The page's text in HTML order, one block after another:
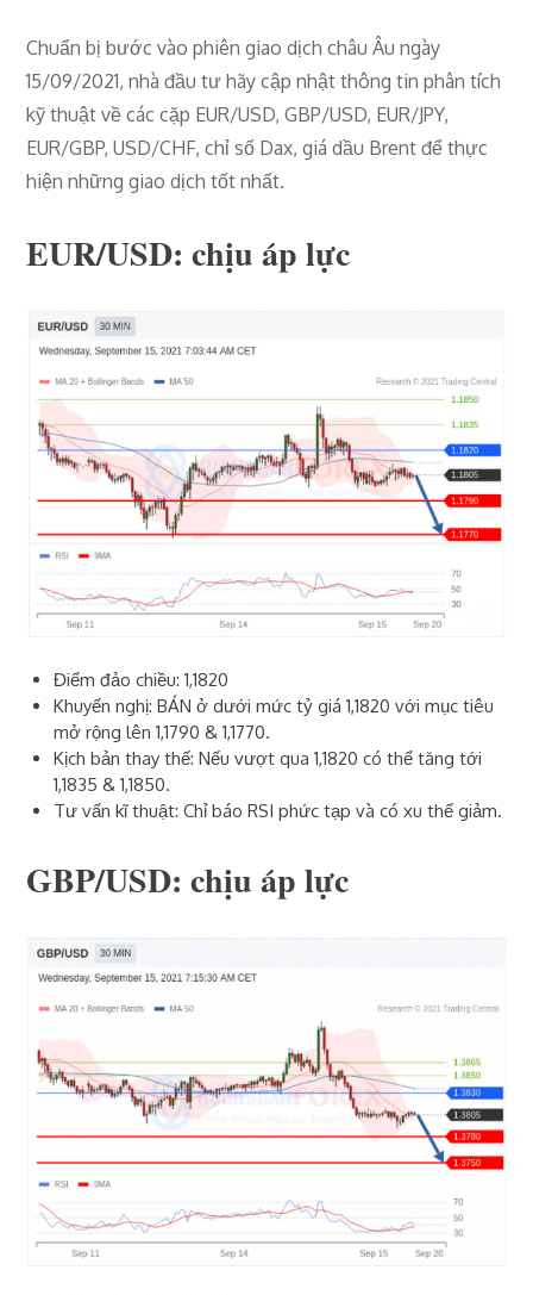
Chuẩn bị bước vào phiên giao dịch châu Âu ngày
15/09/2021, nhà đầu tư hãy cập nhật thông tin phân tích
kỹ thuật về các cặp EUR/USD, GBP/USD, EUR/JPY,
EUR/GBP, USD/CHF, chỉ số Dax, giá dầu Brent để thực
hiện những giao dịch tốt nhất.
EUR/USD: chịu áp lực
Điểm đảo chiều: 1,1820
Khuyến nghị: BÁN ở dưới mức tỷ giá 1,1820 với mục tiêu
mở rộng lên 1,1790 & 1,1770.
Kịch bản thay thế: Nếu vượt qua 1,1820 có thể tăng tới
1,1835 & 1,1850.
Tư vấn kĩ thuật: Chỉ báo RSI phức tạp và có xu thế giảm.
GBP/USD: chịu áp lực